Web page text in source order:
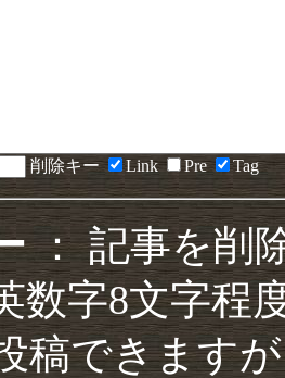
削除キー Link Pre Tag
： 記事を削
数字8文字程
稿できます